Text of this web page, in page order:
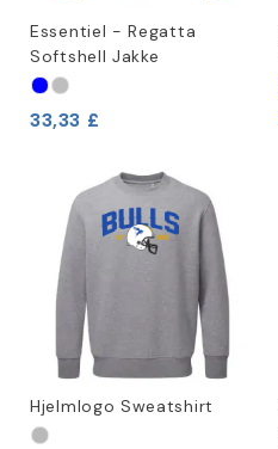
Essentiel - Regatta
Softshell Jakke
33,33 £
Hjelmlogo Sweatshirt